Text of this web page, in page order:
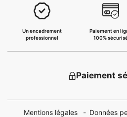
Un encadrement
professionnel
Paiement en
100%
Paiement
Mentions légales Données